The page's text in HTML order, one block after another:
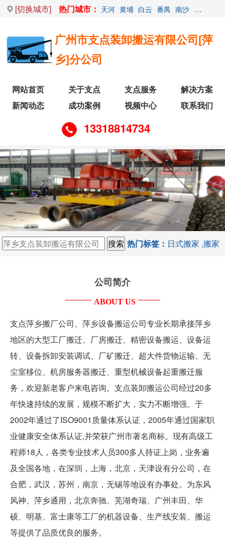
[切换城市] 热门城市： 天河 黄埔 白云 番禺 南沙 荔湾
广州市支点装卸搬运有限公司[萍
乡]分公司
网站首页 关于支点 支点服务
解决方案
新闻动态
成功案例 视频中心 联系我们
13318814734
热门标签： 日式搬家 ,搬家
公司简介
ABOUT US
支点萍乡搬厂公司、萍乡设备搬运公司专业长期承接萍乡
地区的大型工厂搬迁、厂房搬迁、精密设备搬运、设备运
转、设备拆卸安装调试、厂矿搬迁、超大件货物运输、无
尘室移位、机房服务器搬迁、重型机械设备起重搬迁服
务，欢迎新老客户来电咨询。支点装卸搬运公司经过20多
年快速持续的发展，规模不断扩大，实力不断增强。于
2002年通过了ISO9001质量体系认证，2005年通过国家职
业健康安全体系认证,并荣获广州市著名商标。现有高级工
程师18人，各类专业技术人员300多人持证上岗，业务遍
及全国各地，在深圳，上海，北京，天津设有分公司，在
合肥，武汉，苏州，南京，无锡等地设有办事处。为东风
风神、萍乡通用，北京奔驰、芜湖奇瑞、广州丰田、华
硕、明基、富士康等工厂的机器设备、生产线安装、搬运
等提供了品质优良的服务。